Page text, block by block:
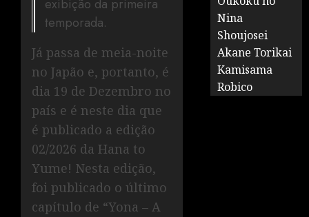
exibição da primeira
temporada.
Já passa de meia-noite
no Japão e, portanto, é
dia 19 de Dezembro no
país e é neste dia que
é publicado a edição
02/2026 da Hana to
Yume! Nesta edição,
foi publicado o último
capítulo de “Yona – A
Nina
Shoujosei
Akane Torikai
Kamisama
Robico